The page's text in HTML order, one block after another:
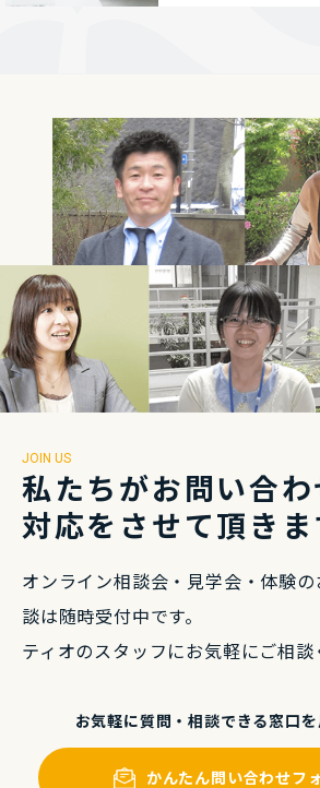
JOIN US
私たちがお問い合わ
対応をさせて頂きま
オンライン相談会・⾒学会・体験の
談は随時受付中です。
ティオのスタッフにお気軽にご相談
お気軽に質問・相談できる窓⼝
かんたん問い合わせフ